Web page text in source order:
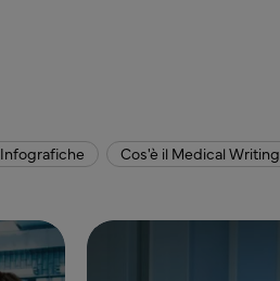
Infografiche Cos'è il Medical Writing